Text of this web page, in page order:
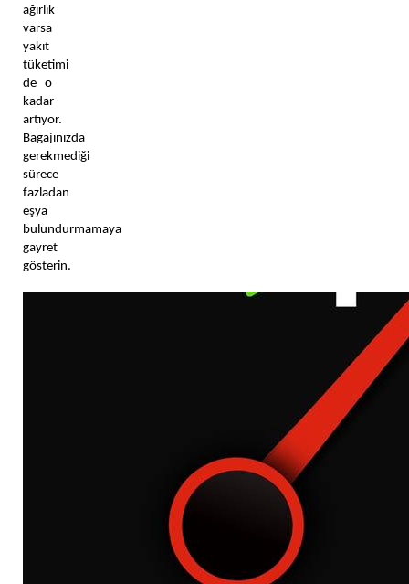
ağırlık
varsa
yakıt
tüketimi
de o
kadar
artıyor.
Bagajınızda
gerekmediği
sürece
fazladan
eşya
bulundurmamaya
gayret